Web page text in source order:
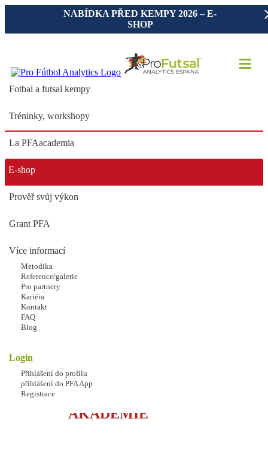
NABÍDKA PŘED KEMPY 2026 – E-
SHOP
Fotbal a futsal kempy
Tréninky, workshopy
La PFAacademia
E-shop
Prověř svůj výkon
Grant PFA
Více informací
Metodika
Reference/galerie
Pro partnery
Kariéra
Kontakt
FAQ
Blog
Login
Přihlášení do profilu
přihlášení do PFA App
Registrace
OSTRAVA 1 x týdně
CELOROČNÍ
PROGRAM
#LaPFAacademia
ŠPANĚLSKÁ
AKADEMIE